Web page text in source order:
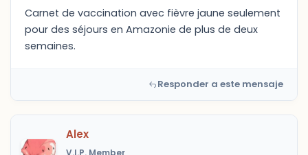
Carnet de vaccination avec fièvre jaune seulement
pour des séjours en Amazonie de plus de deux
semaines.
Responder a este mensaje
Alex
V.I.P. Member